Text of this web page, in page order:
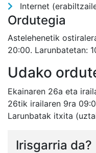
Internet
Ordutegia
Astelehenetik
20:00. Larunbatetan:
Udako
Ekainaren 26a eta
26tik irailaren 9ra
Larunbatak itxita
Irisgarria da?